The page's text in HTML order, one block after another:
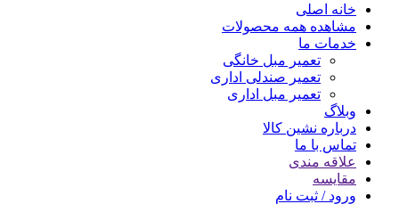
خانه اصلی
مشاهده همه محصولات
خدمات ما
تعمیر مبل خانگی
تعمیر صندلی اداری
تعمیر مبل اداری
وبلاگ
درباره نشین کالا
تماس با ما
علاقه مندی
مقایسه
ورود / ثبت نام